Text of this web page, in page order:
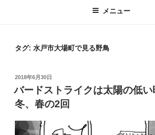
メニュー
タグ: 水戸市大場町で見る野鳥
投
日:
2018年6月30日
バードストライクは太陽の低い
冬、春の2回